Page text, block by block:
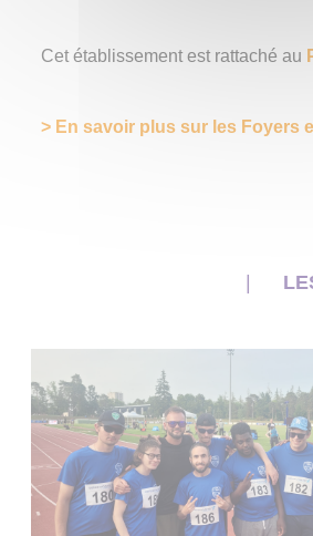
Cet établissement est rattaché au
> En savoir plus sur les Foyers